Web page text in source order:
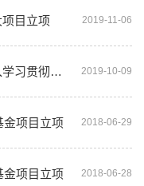
目立项 2019-11-06
我院教师受邀参加全省社科理论界深入学习贯彻习近平总书记在庆祝中华人民共和国成... 2019-10-09
金项目立项 2018-06-29
金项目立项 2018-06-28